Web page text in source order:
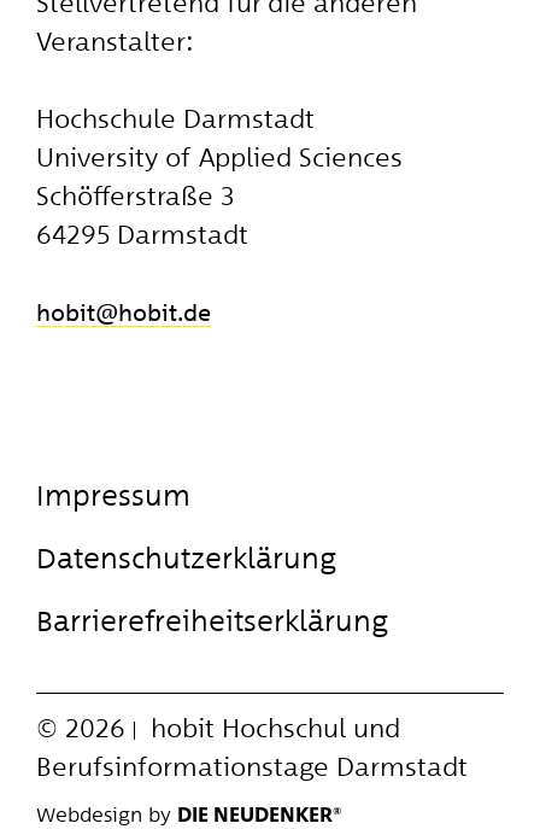
Veranstalter:
Hochschule Darmstadt
University of Applied Sciences
Schöfferstraße 3
64295 Darmstadt
hobit ​hobit.de
Impressum
Datenschutzerklärung
Barrierefreiheitserklärung
© 2026 hobit Hochschul und
Berufsinformationstage Darmstadt
Webdesign by DIE NEUDENKER®